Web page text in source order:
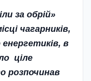
за обрій»
чагарників,
в
ціле
розпочинав